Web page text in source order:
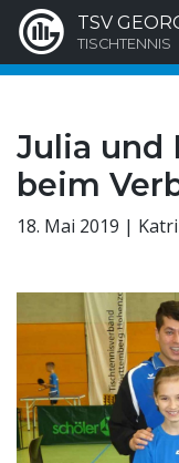
TSV
TISCHTENNIS
Julia und
beim
18. Mai 2019 |